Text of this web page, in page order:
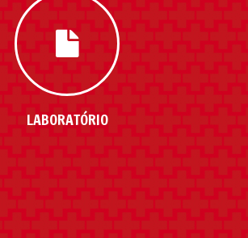
ORIENTAÇÕES
Orientação para pacientes,
acompanhantes e visitantes
durante a permanência no
LABORATÓRIO